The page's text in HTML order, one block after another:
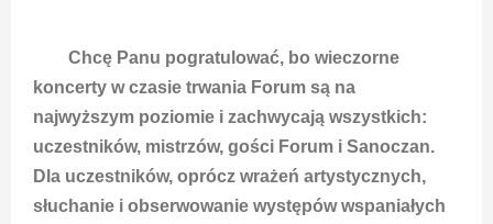
Chcę Panu pogratulować, bo wieczorne
koncerty w czasie trwania Forum są na
najwyższym poziomie i zachwycają wszystkich:
uczestników, mistrzów, gości Forum i Sanoczan.
Dla uczestników, oprócz wrażeń artystycznych,
słuchanie i obserwowanie występów wspaniałych